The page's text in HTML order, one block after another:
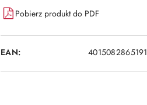
Pobierz produkt do PDF
EAN: 4015082865191